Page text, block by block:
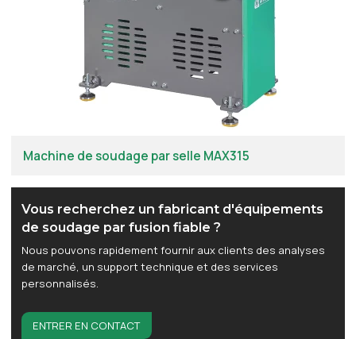
Machine de soudage par selle MAX315
Vous recherchez un fabricant d'équipements
de soudage par fusion fiable ?
Nous pouvons rapidement fournir aux clients des analyses
de marché, un support technique et des services
personnalisés.
ENTRER EN CONTACT